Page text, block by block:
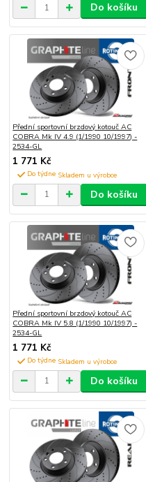
Do košíku
Přední sportovní brzdový kotouč AC
COBRA Mk IV 4.9 (1/1990 10/1997) -
2534-GL
1 771 Kč
Do týdne
Do košíku
Přední sportovní brzdový kotouč AC
COBRA Mk IV 5.8 (1/1990 10/1997) -
2534-GL
1 771 Kč
Do týdne
Do košíku